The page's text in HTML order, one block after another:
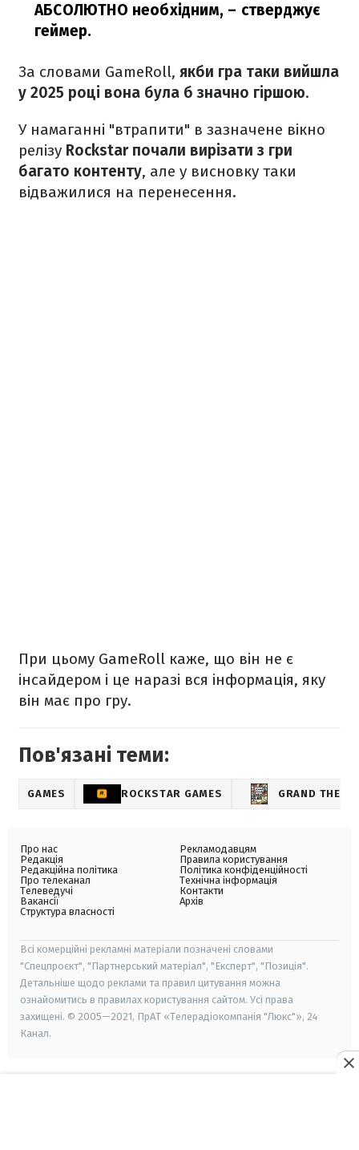
АБСОЛЮТНО необхідним, – стверджує
геймер.
За словами GameRoll, якби гра таки вийшла
у 2025 році вона була б значно гіршою.
У намаганні "втрапити" в зазначене вікно
релізу Rockstar почали вирізати з гри
багато контенту, але у висновку таки
відважилися на перенесення.
При цьому GameRoll каже, що він не є
інсайдером і це наразі вся інформація, яку
він має про гру.
Пов'язані теми:
GAMES ROCKSTAR GAMES GRAND THEFT
Про нас
Редакція
Редакційна політика
Про телеканал
Телеведучі
Вакансії
Структура власності
Рекламодавцям
Правила користування
Політика конфіденційності
Технічна інформація
Контакти
Архів
Всі комерційні рекламні матеріали позначені словами
"Спецпроєкт", "Партнерський матеріал", "Експерт", "Позиція".
Детальніше щодо реклами та правил цитування можна
ознайомитись в правилах користування сайтом. Усі права
захищені. © 2005—2021, ПрАТ «Телерадіокомпанія "Люкс"», 24
Канал.